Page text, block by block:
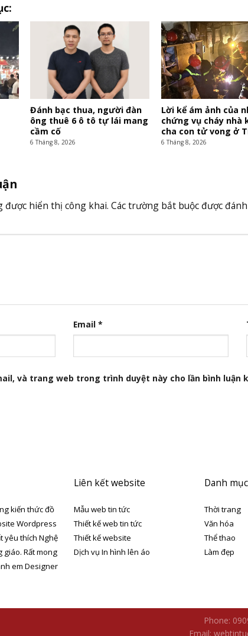
Đánh bạc thua, người đàn
ông thuê 6 ô tô tự lái mang
cầm cố
6 Tháng 8, 2026
Lời kể ám ảnh của
chứng vụ cháy nhà
cha con tử vong ở
6 Tháng 8, 2026
được hiển thị công khai. Các trường bắt buộc được
Email *
và trang web trong trình duyệt này cho lần bình luận
kiến thức đồ
Wordpress
yêu thích Nghệ
giáo. Rất mong
em Designer
Liên kết website
Mẫu web tin tức
Thiết kế web tin tức
Thiết kế website
Dịch vụ In hình lên áo
Danh
Thời trang
Văn hóa
Thể thao
Làm đẹp
Phone:
Email: